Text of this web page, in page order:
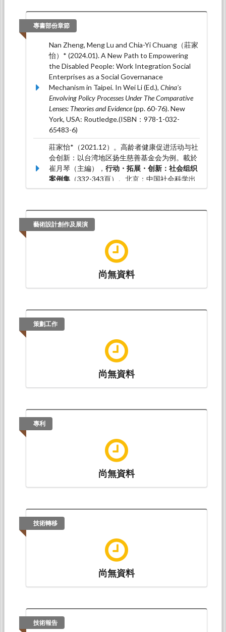
分析：理論、政策與實踐的觀察
創新實踐，國立中正大學高齡跨域創新研究中
心：國立中正大學高齡跨域創新研究中心。
專書部份章節
Nan Zheng, Meng Lu and Chia-Yi Chuang（莊家
怡）* (2024.01). A New Path to Empowering
the Disabled People: Work Integration Social
Enterprises as a Social Governanace
Mechanism in Taipei. In Wei Li (Ed.), China's
Envolving Policy Processes Under The Comparative
Lenses: Theories and Evidence(pp. 60-76). New
York, USA: Routledge.(ISBN：978-1-032-
65483-6)
莊家怡*（2021.12）。高龄者健康促进活动与社
会创新：以台湾地区扬生慈善基金会为例。載於
崔月琴（主編）， 行动・拓展・创新：社会组织
案例集 （332-343頁）。北京：中国社会科学出
版社。（ISBN：978-7-5203-9021-7）
藝術設計創作及展演
尚無資料
策劃工作
尚無資料
專利
尚無資料
技術轉移
尚無資料
技術報告